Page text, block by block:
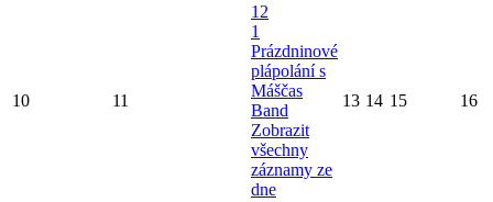
10 11
12
1
Prázdninové
plápolání s
Máščas
Band
Zobrazit
všechny
záznamy ze
dne
13 14 15 16